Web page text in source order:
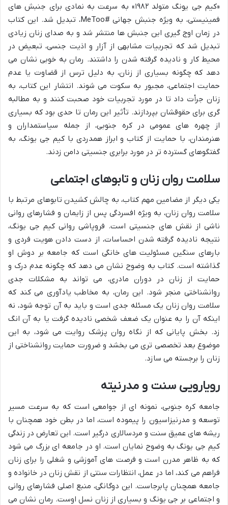
«کیم جی یونگ متولد ۱۹۸۲» به سرعت به نمادی برای جنبش های
فمینیستی، به ویژه جنبش جهانی #MeToo، تبدیل شد. این کتاب
در زمان اوج گیری این جنبش ها منتشر شد و به صدای زنان زیادی
تبدیل شد که تجربیات مشابهی از آزار و اذیت جنسی، تبعیض در
محیط کار و نادیده گرفته شدن را داشتند. رمان به خوبی نشان می
دهد که چگونه بسیاری از زنان، به دلیل ترس از قضاوت یا عدم
حمایت اجتماعی، مجبور به سکوت می شوند. انتشار این کتاب، به
زنان جرأت داد تا در مورد تجربیات خود صحبت کنند و به مطالبه
گری برای حقوقشان بپردازند. تأثیر این رمان تا حدی بود که بسیاری
از چهره های عمومی در کره جنوبی، از جمله سیاستمداران و
هنرمندان، با حمایت از کتاب و ابراز همدردی با کیم جی یونگ، به
گفتگوهای گسترده تر در مورد برابری جنسیتی دامن زدند.
سلامت روان زنان و تابوهای اجتماعی
یکی دیگر از مضامین مهم کتاب، به چالش کشیدن تابوهای مرتبط با
سلامت روان زنان، به ویژه افسردگی پس از زایمان و فشارهای روانی
ناشی از نقش های جنسیتی است. فروپاشی روانی کیم جی یونگ،
نتیجه نادیده گرفته شدن احساسات، از دست دادن هویت فردی و
بارهای سنگین مسئولیت های خانگی است که جامعه بر دوش او
گذاشته است. کتاب به وضوح نشان می دهد که چگونه عدم درک و
حمایت از زنان در دوران مادری، می تواند به مشکلات جدی
روانشناختی منجر شود. این رمان، به مخاطب یادآوری می کند که
سلامت روان زنان یک مسئله جدی است و باید به آن توجه شود، نه
اینکه آن را به عنوان یک ضعف شخصی نادیده گرفت یا به آن انگ
زد. بخش پایانی که از نگاه روان پزشک روایت می شود، به این
موضوع بعد تخصصی تری می بخشد و ضرورت حمایت روانشناختی از
زنان را برجسته می سازد.
رویارویی سنت و مدرنیته
جامعه کره جنوبی، نمونه ای از جوامعی است که به سرعت مسیر
توسعه و مدرنیزاسیون را پیموده است، اما در بطن خود همچنان با
ریشه های عمیق سنت و مردسالاری درگیر است. این تعارض در زندگی
کیم جی یونگ به وضوح نمایان است. او در جامعه ای بزرگ می شود
که به ظاهر مدرن است و فرصت های آموزشی و شغلی را برای زنان
فراهم می کند، اما در عمل، انتظارات سنتی از نقش زنان در خانواده و
جامعه همچنان پابرجاست. این دوگانگی، منبع اصلی فشارهای روانی
و اجتماعی بر جی یونگ و بسیاری از زنان نسل اوست. رمان نشان می